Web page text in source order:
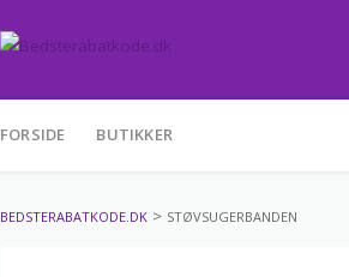
to
FORSIDE BUTIKKER
BEDSTERABATKODE.DK > STØVSUGERBANDEN